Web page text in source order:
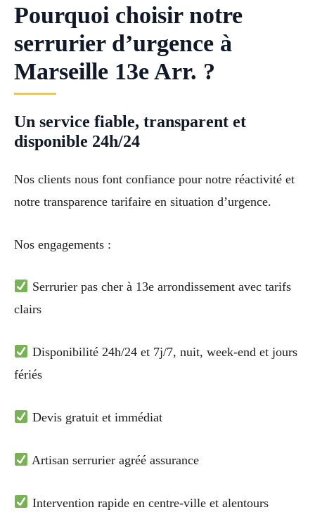
Pourquoi choisir notre
serrurier d’urgence à
Marseille 13e Arr. ?
Un service fiable, transparent et
disponible 24h/24
Nos clients nous font confiance pour notre réactivité et
notre transparence tarifaire en situation d’urgence.
Nos engagements :
Serrurier pas cher à 13e arrondissement avec tarifs
clairs
Disponibilité 24h/24 et 7j/7, nuit, week-end et jours
fériés
Devis gratuit et immédiat
Artisan serrurier agréé assurance
Intervention rapide en centre-ville et alentours